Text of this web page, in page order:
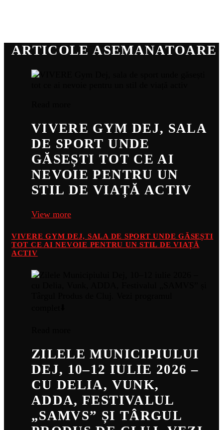
ARTICOLE ASEMANATOARE
VIVERE GYM DEJ, SALA
DE SPORT UNDE
GĂSEȘTI TOT CE AI
NEVOIE PENTRU UN
STIL DE VIAȚĂ ACTIV
View more
VIVERE GYM DEJ, SALA DE SPORT UNDE GĂSEȘTI
TOT CE AI NEVOIE PENTRU UN STIL DE VIAȚĂ
ACTIV
ZILELE MUNICIPIULUI
DEJ, 10–12 IULIE 2026 –
CU DELIA, VUNK,
ADDA, FESTIVALUL
„SAMVS” ȘI TÂRGUL